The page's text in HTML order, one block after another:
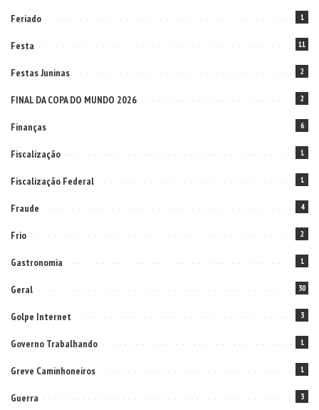
Feriado 1
Festa 11
Festas Juninas 2
FINAL DA COPA DO MUNDO 2026 2
Finanças 6
Fiscalização 1
Fiscalização Federal 1
Fraude 4
Frio 2
Gastronomia 1
Geral 30
Golpe Internet 3
Governo Trabalhando 1
Greve Caminhoneiros 1
Guerra 3